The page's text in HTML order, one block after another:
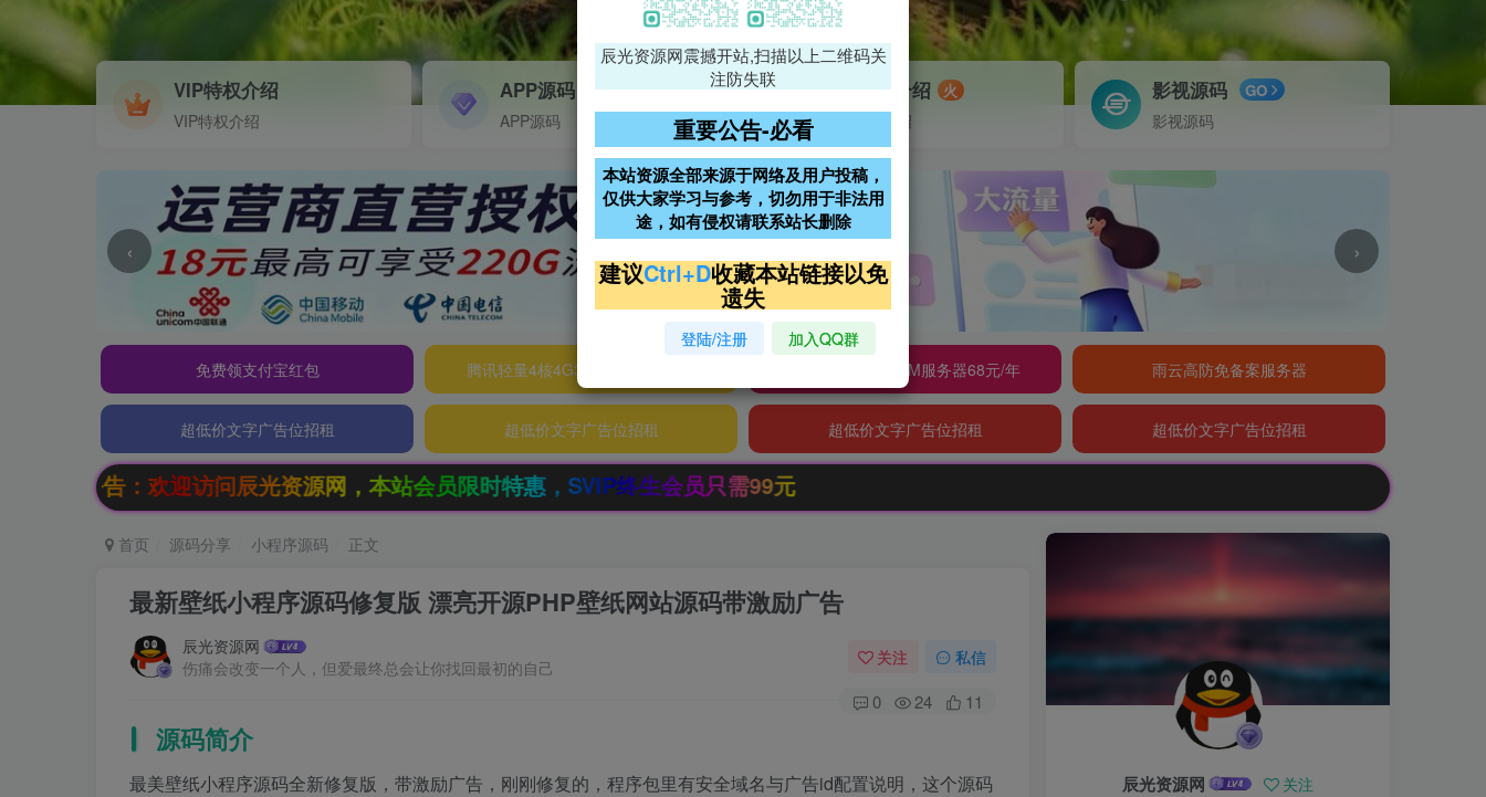
VIP特权介绍
VIP特权介绍
APP源码
APP源码
VIP特权介绍 火
VIP特权介绍
影视源码 GO
影视源码
‹ ›
免费领支付宝红包 腾讯轻量4核4G3M服务器38元/年 阿里云2核2G200M服务器68元/年 雨云高防免备案服务器
超低价文字广告位招租 超低价文字广告位招租 超低价文字广告位招租 超低价文字广告位招租
，本站会员限时特惠，SVIP终生会员只需99元
首页 源码分享 小程序源码 正文
最新壁纸小程序源码修复版 漂亮开源PHP壁纸网站源码带激励广告
辰光资源网
伤痛会改变一个人，但爱最终总会让你找回最初的自己
关注 私信
0 24 11
源码简介
最美壁纸小程序源码全新修复版，带激励广告，刚刚修复的，程序包里有安全域名与广告id配置说明，这个源码
辰光资源网 关注
辰光资源网震撼开站,扫描以上二维码关
注防失联
重要公告-必看
本站资源全部来源于网络及用户投稿，
仅供大家学习与参考，切勿用于非法用
途，如有侵权请联系站长删除
建议Ctrl+D收藏本站链接以免
遗失
登陆/注册 加入QQ群